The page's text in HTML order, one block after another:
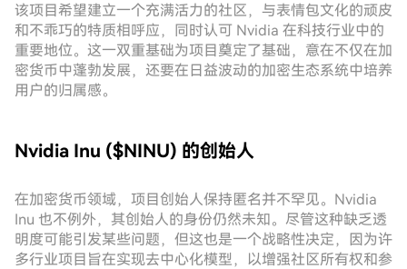
该项目希望建立一个充满活力的社区，与表情包文化的顽皮
和不乖巧的特质相呼应，同时认可 Nvidia 在科技行业中的
重要地位。这一双重基础为项目奠定了基础，意在不仅在加
密货币中蓬勃发展，还要在日益波动的加密生态系统中培养
用户的归属感。
Nvidia Inu ($NINU) 的创始人
在加密货币领域，项目创始人保持匿名并不罕见。Nvidia
Inu 也不例外，其创始人的身份仍然未知。尽管这种缺乏透
明度可能引发某些问题，但这也是一个战略性决定，因为许
多行业项目旨在实现去中心化模型，以增强社区所有权和参